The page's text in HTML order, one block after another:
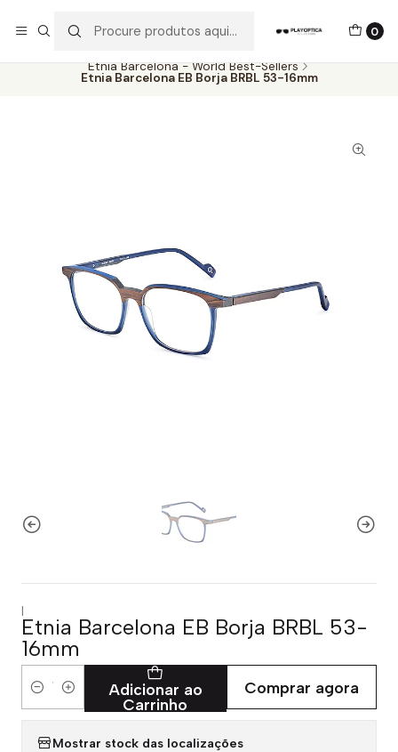
0
Etnia Barcelona - World Best-Sellers
Etnia Barcelona EB Borja BRBL 53-16mm
|
Etnia Barcelona EB Borja BRBL 53-
16mm
Quantidade
Adicionar ao
Carrinho
Comprar agora
Mostrar stock das localizações